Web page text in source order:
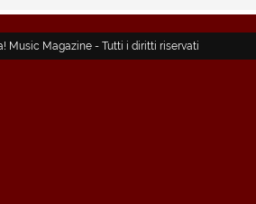
Music Magazine - Tutti i diritti riservati